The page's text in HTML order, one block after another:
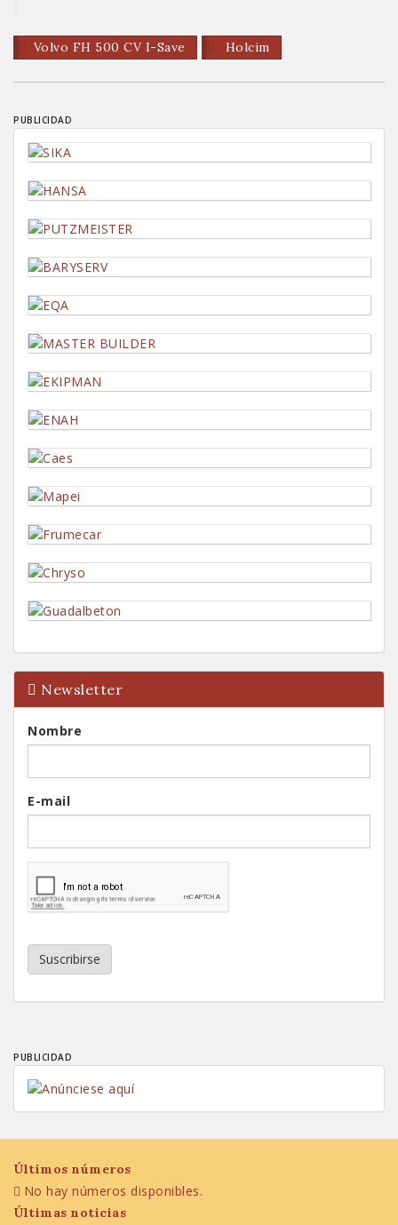
Volvo FH 500 CV I-Save Holcim
PUBLICIDAD
Newsletter
Nombre
E-mail
Suscribirse
PUBLICIDAD
Últimos números
No hay números disponibles.
Últimas noticias